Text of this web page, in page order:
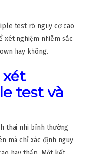
test rõ nguy cơ cao
xét nghiệm nhiễm sắc
hay không.
xét
test và
thai nhi bình thường
mà chỉ xác định nguy